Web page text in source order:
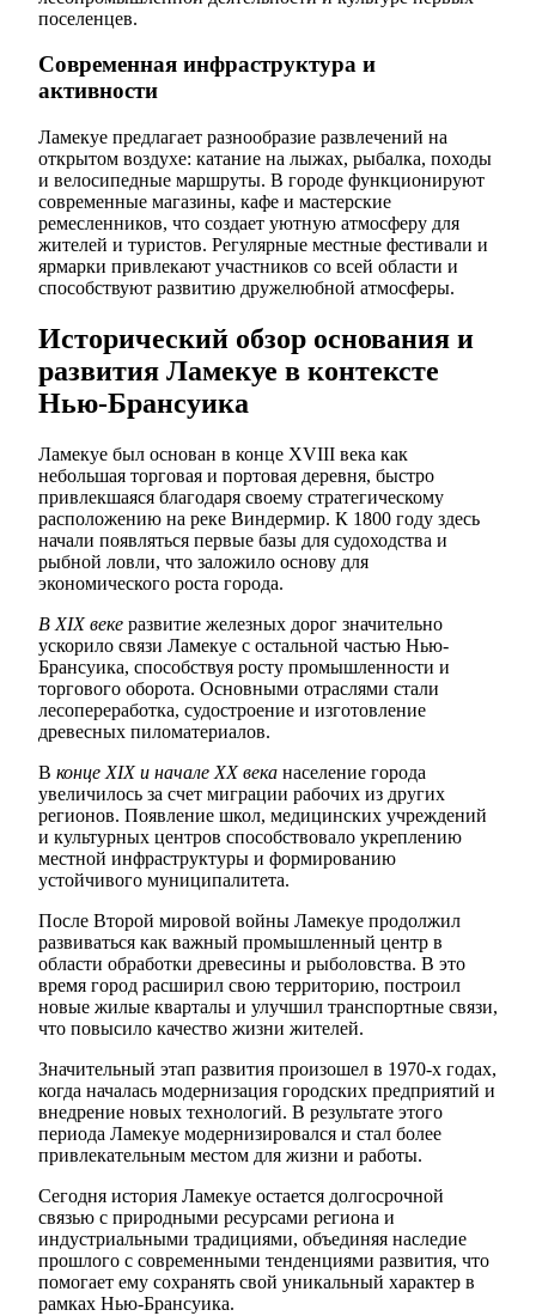
поселенцев.
Современная инфраструктура и
активности
Ламекуе предлагает разнообразие развлечений на
открытом воздухе: катание на лыжах, рыбалка, походы
и велосипедные маршруты. В городе функционируют
современные магазины, кафе и мастерские
ремесленников, что создает уютную атмосферу для
жителей и туристов. Регулярные местные фестивали и
ярмарки привлекают участников со всей области и
способствуют развитию дружелюбной атмосферы.
Исторический обзор основания и
развития Ламекуе в контексте
Нью-Брансуика
Ламекуе был основан в конце XVIII века как
небольшая торговая и портовая деревня, быстро
привлекшаяся благодаря своему стратегическому
расположению на реке Виндермир. К 1800 году здесь
начали появляться первые базы для судоходства и
рыбной ловли, что заложило основу для
экономического роста города.
В XIX веке развитие железных дорог значительно
ускорило связи Ламекуе с остальной частью Нью-
Брансуика, способствуя росту промышленности и
торгового оборота. Основными отраслями стали
лесопереработка, судостроение и изготовление
древесных пиломатериалов.
В конце XIX и начале XX века население города
увеличилось за счет миграции рабочих из других
регионов. Появление школ, медицинских учреждений
и культурных центров способствовало укреплению
местной инфраструктуры и формированию
устойчивого муниципалитета.
После Второй мировой войны Ламекуе продолжил
развиваться как важный промышленный центр в
области обработки древесины и рыболовства. В это
время город расширил свою территорию, построил
новые жилые кварталы и улучшил транспортные связи,
что повысило качество жизни жителей.
Значительный этап развития произошел в 1970-х годах,
когда началась модернизация городских предприятий и
внедрение новых технологий. В результате этого
периода Ламекуе модернизировался и стал более
привлекательным местом для жизни и работы.
Сегодня история Ламекуе остается долгосрочной
связью с природными ресурсами региона и
индустриальными традициями, объединяя наследие
прошлого с современными тенденциями развития, что
помогает ему сохранять свой уникальный характер в
рамках Нью-Брансуика.